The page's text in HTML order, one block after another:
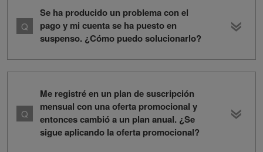
Se ha producido un problema con el
pago y mi cuenta se ha puesto en
suspenso. ¿Cómo puedo solucionarlo?
Me registré en un plan de suscripción
mensual con una oferta promocional y
entonces cambió a un plan anual. ¿Se
sigue aplicando la oferta promocional?